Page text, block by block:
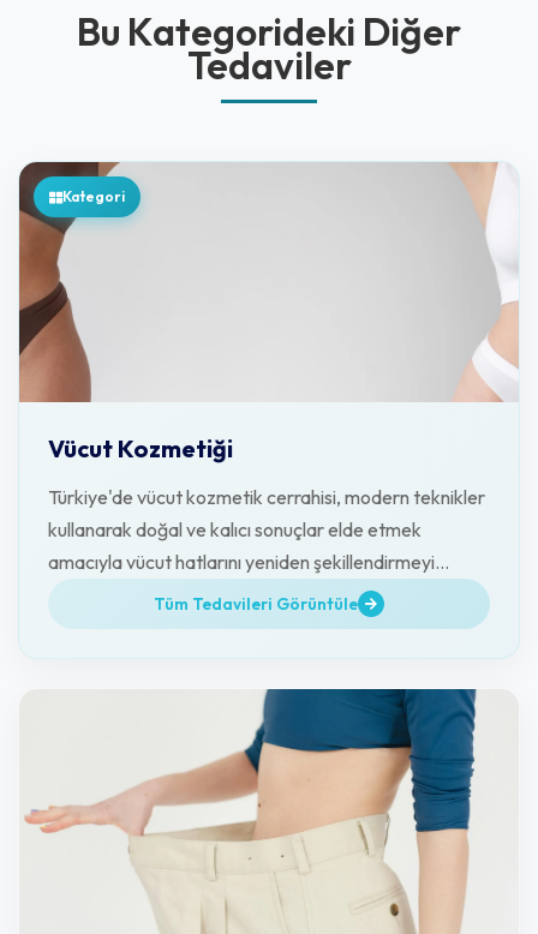
Bu Kategorideki Diğer
Tedaviler
Kategori
Vücut Kozmetiği
Türkiye'de vücut kozmetik cerrahisi, modern teknikler
kullanarak doğal ve kalıcı sonuçlar elde etmek
amacıyla vücut hatlarını yeniden şekillendirmeyi
amaçlamaktadır.Tüm Tedavileri Görüntüle